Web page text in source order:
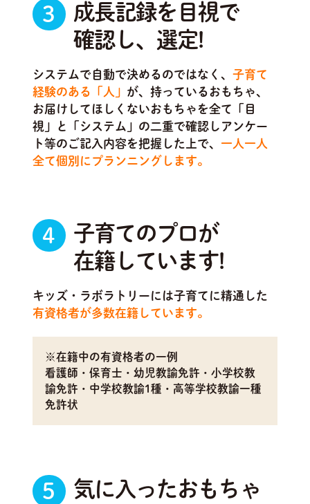
3
成長記録を目視で
確認し、選定!
システムで自動で決めるのではなく、子育て
経験のある「人」 が、持っているおもちゃ、
お届けしてほしくないおもちゃを全て「目
視」と「システム」の二重で確認しアンケー
ト等のご記入内容を把握した上で、 一人一人
全て個別にプランニングします。
4
子育てのプロが
在籍しています!
キッズ・ラボラトリーには子育てに精通した
有資格者が多数在籍しています。
※在籍中の有資格者の一例
看護師・保育士・幼児教諭免許・小学校教
諭免許・中学校教諭1種・高等学校教諭一種
免許状
5
気に入ったおもちゃ